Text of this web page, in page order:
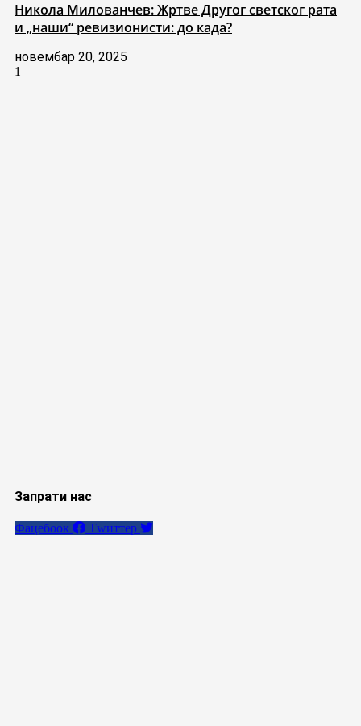
Никола Милованчев: Жртве Другог светског рата
и „наши“ ревизионисти: до када?
новембар 20, 2025
Запрати нас
Фацебоок Тwиттер